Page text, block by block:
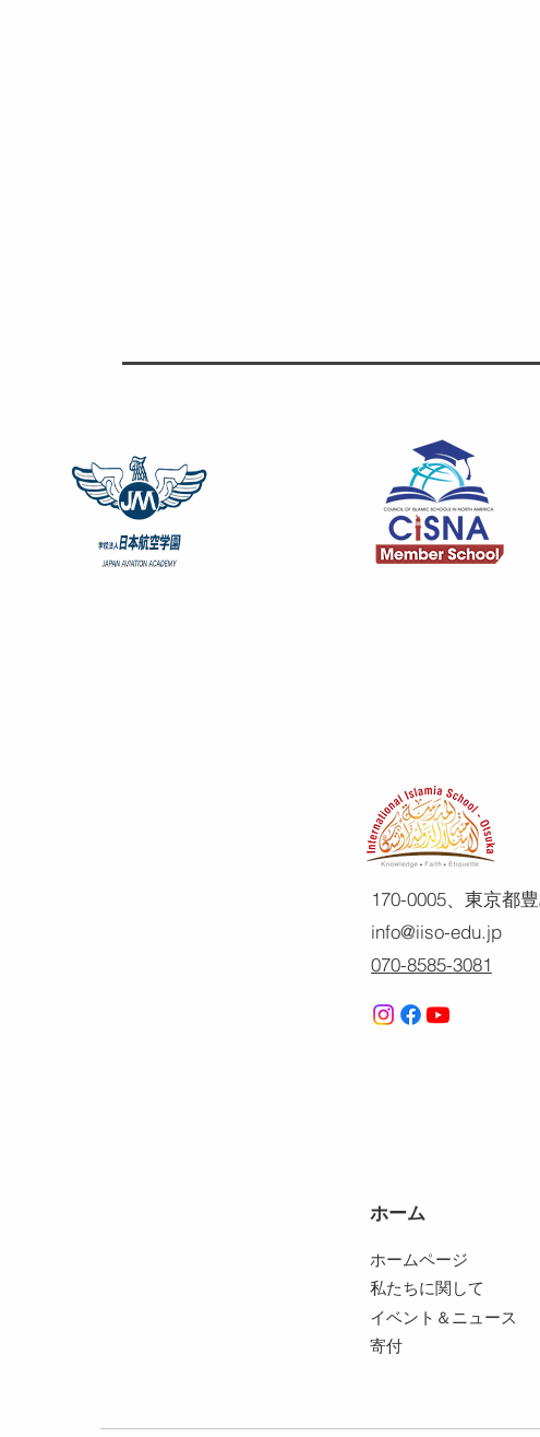
170-0005、東京都
info@iiso-edu.jp
070-8585-3081
ホーム
ホームページ
私たちに関して
イベント＆ニュース
寄付